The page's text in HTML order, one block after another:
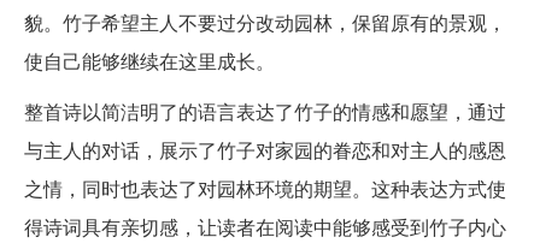
貌。竹子希望主人不要过分改动园林，保留原有的景观，
使自己能够继续在这里成长。
整首诗以简洁明了的语言表达了竹子的情感和愿望，通过
与主人的对话，展示了竹子对家园的眷恋和对主人的感恩
之情，同时也表达了对园林环境的期望。这种表达方式使
得诗词具有亲切感，让读者在阅读中能够感受到竹子内心